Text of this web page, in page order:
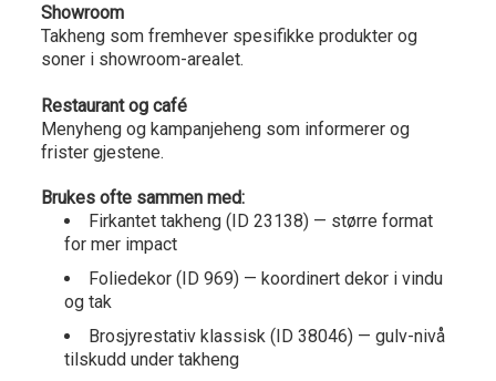
Showroom
Takheng som fremhever spesifikke produkter og
soner i showroom-arealet.
Restaurant og café
Menyheng og kampanjeheng som informerer og
frister gjestene.
Brukes ofte sammen med:
Firkantet takheng (ID 23138) — større format
for mer impact
Foliedekor (ID 969) — koordinert dekor i vindu
og tak
Brosjyrestativ klassisk (ID 38046) — gulv-nivå
tilskudd under takheng